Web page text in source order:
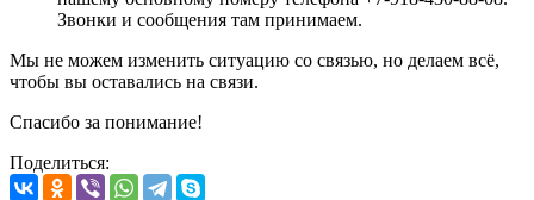
Звонки и сообщения там принимаем.
Мы не можем изменить ситуацию со связью, но делаем всё,
чтобы вы оставались на связи.
Спасибо за понимание!
Поделиться: